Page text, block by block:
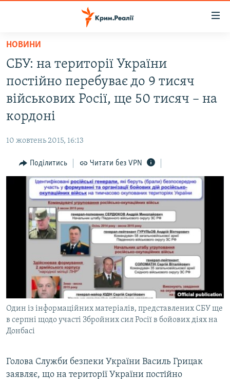
Перейти
основного
матеріалу
Перейти
до
основної
Перейти
пошуку
ВІДЕО ТА ФОТО
ІНТЕРВ'Ю
ВСЕ ЗА ДЕНЬ
СПЕЦПРОЕКТИ
ДЕПОРТАЦІЯ
ВІДЕОУРОКИ «ELIFBE»
СВІДЧЕННЯ ОКУПАЦІЇ
УКРАЇНСЬКА ПРОБЛЕМА КРИМУ
ІНФОГРАФІКА
ЯК ОБІЙТИ БЛОКУВАННЯ
Qırımtatar
ДОЛУЧАЙСЯ!
НОВИНИ
СБУ: на території України
постійно перебуває до 9 тисяч
військових Росії, ще 50 тисяч – на
кордоні
10 жовтень 2015, 16:13
Поділитись Читати без VPN
Один із інформаційних матеріалів, представлених СБУ ще
в серпні щодо участі Збройних сил Росії в бойових діях на
Донбасі
Голова Служби безпеки України Василь Грицак
заявляє, що на території України постійно